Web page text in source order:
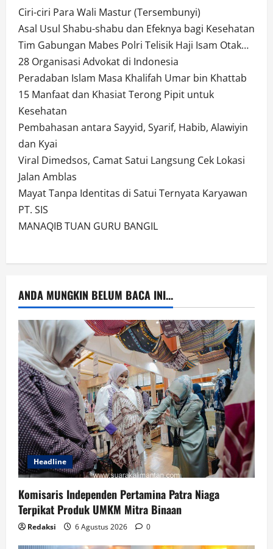
Ciri-ciri Para Wali Mastur (Tersembunyi)
Asal Usul Shabu-shabu dan Efeknya bagi Kesehatan
Tim Gabungan Mabes Polri Telisik Haji Isam Otak…
28 Organisasi Advokat di Indonesia
Peradaban Islam Masa Khalifah Umar bin Khattab
15 Manfaat dan Khasiat Terong Pipit untuk
Kesehatan
Pembahasan antara Sayyid, Syarif, Habib, Alawiyin
dan Kyai
Viral Dimedsos, Camat Satui Langsung Cek Lokasi
Jalan Amblas
Mayat Tanpa Identitas di Satui Ternyata Karyawan
PT. SIS
MANAQIB TUAN GURU BANGIL
ANDA MUNGKIN BELUM BACA INI...
Headline
Komisaris Independen Pertamina Patra Niaga
Terpikat Produk UMKM Mitra Binaan
Redaksi 6 Agustus 2026 0